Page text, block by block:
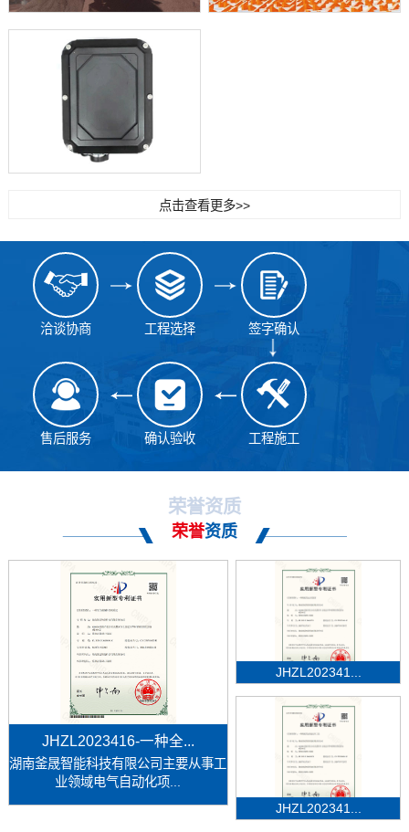
点击查看更多>>
洽谈协商 工程选择 签字确认
售后服务 确认验收 工程施工
荣誉资质
荣誉资质
JHZL2023416-一种全...
湖南釜晟智能科技有限公司主要从事工
业领域电气自动化项...
JHZL202341...
JHZL202341...